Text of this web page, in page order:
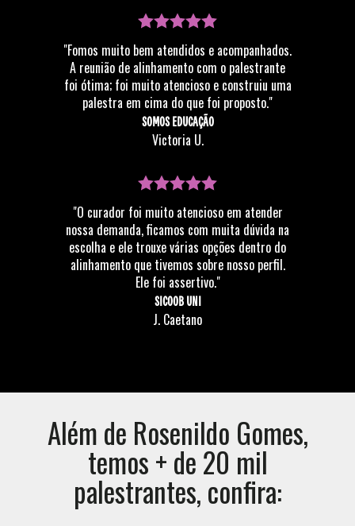
"Fomos muito bem atendidos e acompanhados.
A reunião de alinhamento com o palestrante
foi ótima; foi muito atencioso e construiu uma
palestra em cima do que foi proposto."
SOMOS EDUCAÇÃO
Victoria U.
"O curador foi muito atencioso em atender
nossa demanda, ficamos com muita dúvida na
escolha e ele trouxe várias opções dentro do
alinhamento que tivemos sobre nosso perfil.
Ele foi assertivo."
SICOOB UNI
J. Caetano
Além de Rosenildo Gomes,
temos + de 20 mil
palestrantes, confira: